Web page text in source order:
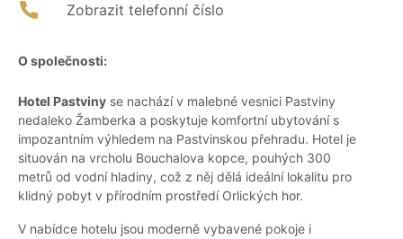
Zobrazit telefonní číslo
O společnosti:
Hotel Pastviny se nachází v malebné vesnici Pastviny
nedaleko Žamberka a poskytuje komfortní ubytování s
impozantním výhledem na Pastvinskou přehradu. Hotel je
situován na vrcholu Bouchalova kopce, pouhých 300
metrů od vodní hladiny, což z něj dělá ideální lokalitu pro
klidný pobyt v přírodním prostředí Orlických hor.
V nabídce hotelu jsou moderně vybavené pokoje i